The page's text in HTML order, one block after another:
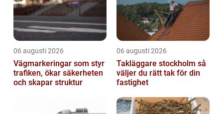
06 augusti 2026
Vägmarkeringar som styr
trafiken, ökar säkerheten
och skapar struktur
06 augusti 2026
Takläggare stockholm så
väljer du rätt tak för din
fastighet